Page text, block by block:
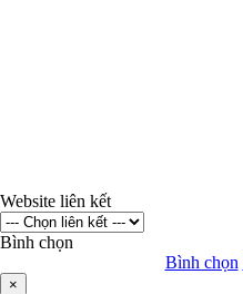
Website liên kết
Bình chọn
Bình chọn
×